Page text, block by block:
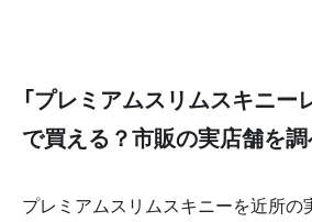
「プレミアムスリムスキニー
で買える？市販の実店舗を調
プレミアムスリムスキニーを近所の